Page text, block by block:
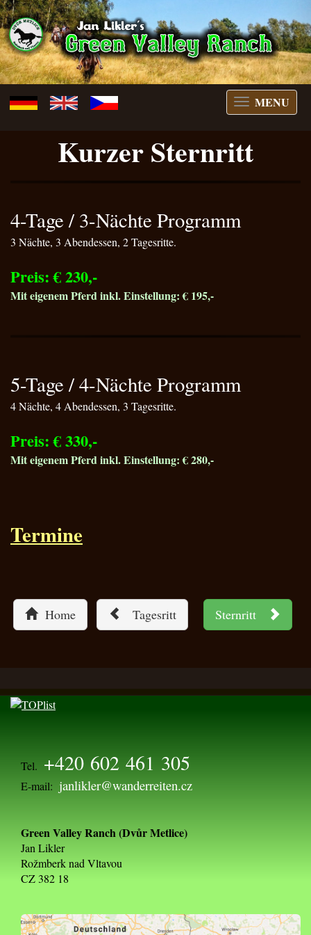
MENU
switch
menu
Kurzer Sternritt
4-Tage / 3-Nächte Programm
3 Nächte, 3 Abendessen, 2 Tagesritte.
Preis: € 230,-
Mit eigenem Pferd inkl. Einstellung: € 195,-
5-Tage / 4-Nächte Programm
4 Nächte, 4 Abendessen, 3 Tagesritte.
Preis: € 330,-
Mit eigenem Pferd inkl. Einstellung: € 280,-
Termine
Home Tagesritt Sternritt
Tel. +420 602 461 305
E-mail: janlikler@wanderreiten.cz
Green Valley Ranch (Dvůr Metlice)
Jan Likler
Rožmberk nad Vltavou
CZ 382 18